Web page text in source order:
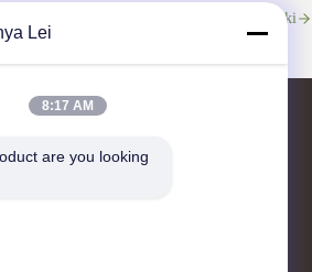
Sonraki
İletişim
Lei
8:17 AM
are you looking